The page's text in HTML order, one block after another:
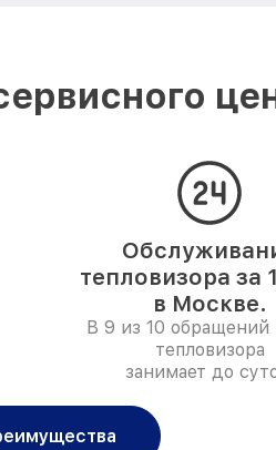
тепловизора за
в Москве.
В 9 из 10 обращений
тепловизора
занимает до